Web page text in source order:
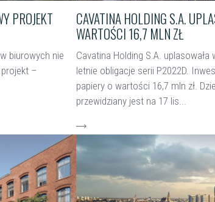
PROJEKT
biurowych nie
–
CAVATINA HOLDING S.A.
WARTOŚCI 16,7 MLN ZŁ
Cavatina Holding S.A.
letnie obligacje serii P2022D.
papiery o wartości 16,7 mln zł.
przewidziany jest na 17 lis...
czytaj więcej